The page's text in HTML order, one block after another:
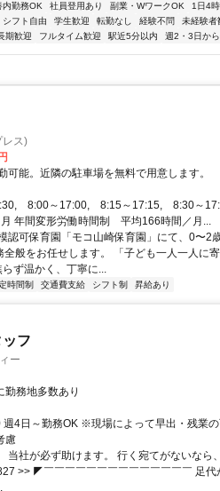
内勤務OK 社員登用あり 副業・WワークOK
1日4
シフト自由 学生歓迎 転勤なし 経験不問
未経験者
期歓迎 フルタイム歓迎 駅近5分以内 週2・3日か
レス)
の通勤可能。近隣の駐車場を無料で用意します。
8:00～17:00, 8:15～17:15, 8:30～
年間変形労働時間制 平均166時間／月...
認可保育園「モコ山崎保育園」にて、0〜2
般をお任せします。 「子ども一人一人に
ず温かく、丁寧に...
時間制 交通費支給 シフト制 昇給あり
フ
ー
勤務地多数あり
4日～勤務OK ※現場によって早出・残業
慮
当社が必ず助けます。 行く宛てがないなら
>> ◤￣￣￣￣￣￣￣￣￣￣￣￣￣￣ 足代